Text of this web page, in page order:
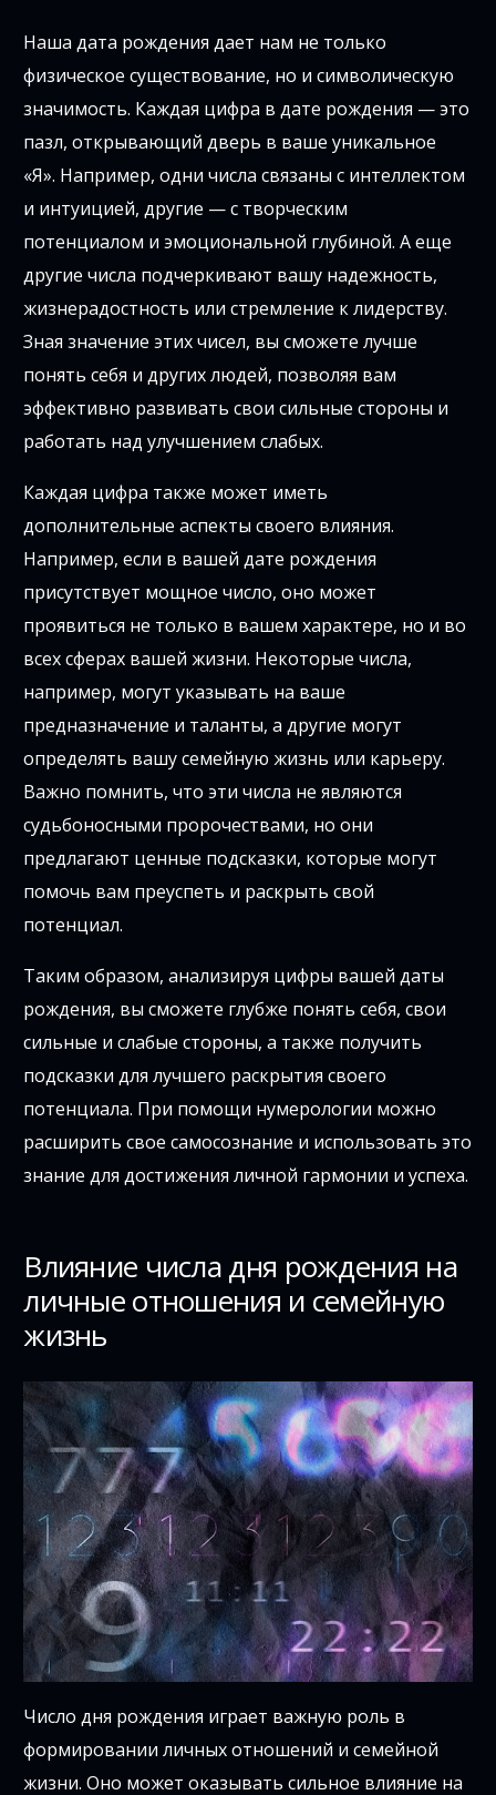
Наша дата рождения дает нам не только
физическое существование, но и символическую
значимость. Каждая цифра в дате рождения — это
пазл, открывающий дверь в ваше уникальное
«Я». Например, одни числа связаны с интеллектом
и интуицией, другие — с творческим
потенциалом и эмоциональной глубиной. А еще
другие числа подчеркивают вашу надежность,
жизнерадостность или стремление к лидерству.
Зная значение этих чисел, вы сможете лучше
понять себя и других людей, позволяя вам
эффективно развивать свои сильные стороны и
работать над улучшением слабых.
Каждая цифра также может иметь
дополнительные аспекты своего влияния.
Например, если в вашей дате рождения
присутствует мощное число, оно может
проявиться не только в вашем характере, но и во
всех сферах вашей жизни. Некоторые числа,
например, могут указывать на ваше
предназначение и таланты, а другие могут
определять вашу семейную жизнь или карьеру.
Важно помнить, что эти числа не являются
судьбоносными пророчествами, но они
предлагают ценные подсказки, которые могут
помочь вам преуспеть и раскрыть свой
потенциал.
Таким образом, анализируя цифры вашей даты
рождения, вы сможете глубже понять себя, свои
сильные и слабые стороны, а также получить
подсказки для лучшего раскрытия своего
потенциала. При помощи нумерологии можно
расширить свое самосознание и использовать это
знание для достижения личной гармонии и успеха.
Влияние числа дня рождения на
личные отношения и семейную
жизнь
Число дня рождения играет важную роль в
формировании личных отношений и семейной
жизни. Оно может оказывать сильное влияние на